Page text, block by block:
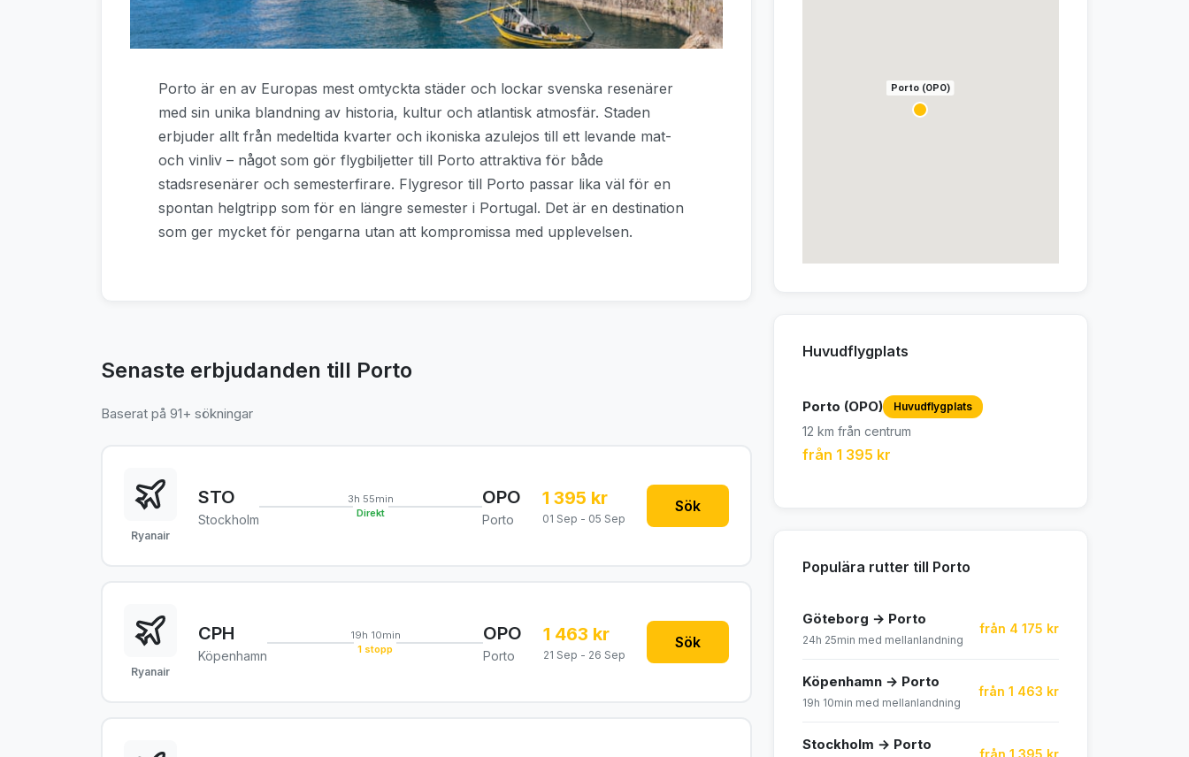
Porto är en av Europas mest omtyckta städer och lockar svenska resenärer
med sin unika blandning av historia, kultur och atlantisk atmosfär. Staden
erbjuder allt från medeltida kvarter och ikoniska azulejos till ett levande mat-
och vinliv – något som gör flygbiljetter till Porto attraktiva för både
stadsresenärer och semesterfirare. Flygresor till Porto passar lika väl för en
spontan helgtripp som för en längre semester i Portugal. Det är en destination
som ger mycket för pengarna utan att kompromissa med upplevelsen.
Senaste erbjudanden till Porto
Baserat på 91+ sökningar
Ryanair
STO
Stockholm
3h 55min
Direkt
OPO
Porto
1 395 kr
01 Sep - 05 Sep
Sök
Ryanair
CPH
Köpenhamn
19h 10min
1 stopp
OPO
Porto
1 463 kr
21 Sep - 26 Sep
Sök
Porto (OPO)
Huvudflygplats
Porto (OPO) Huvudflygplats
12 km från centrum
från 1 395 kr
Populära rutter till Porto
Göteborg → Porto
24h 25min med mellanlandning
från 4 175 kr
Köpenhamn → Porto
19h 10min med mellanlandning
från 1 463 kr
Stockholm → Porto
från 1 395 kr